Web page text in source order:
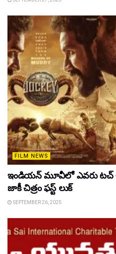
FILM NEWS
ఇండియన్ మూవీలో ఎవరు టచ్
జాకీ చిత్రం ఫస్ట్ లుక్
SEPTEMBER 26, 2025